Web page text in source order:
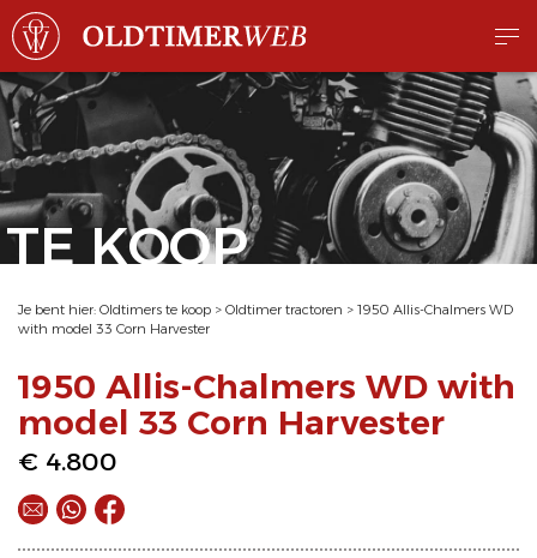
TE KOOP
Je bent hier: Oldtimers te koop > Oldtimer tractoren > 1950 Allis-Chalmers WD
with model 33 Corn Harvester
1950 Allis-Chalmers WD with
model 33 Corn Harvester
€ 4.800